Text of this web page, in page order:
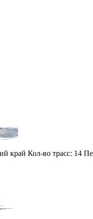
край Кол-во трасс: 14